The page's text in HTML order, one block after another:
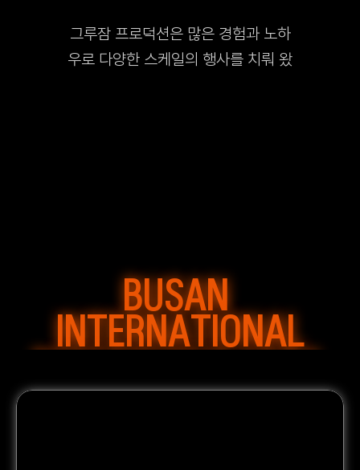
그루잠 프로덕션은 많은 경험과 노하
우로 다양한 스케일의 행사를 치뤄 왔
BUSAN
INTERNATIONAL
MARKET